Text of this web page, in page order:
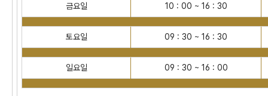
금요일 10 : 00 ~ 16 : 30
토요일 09 : 30 ~ 16 : 30
일요일 09 : 30 ~ 16 : 00